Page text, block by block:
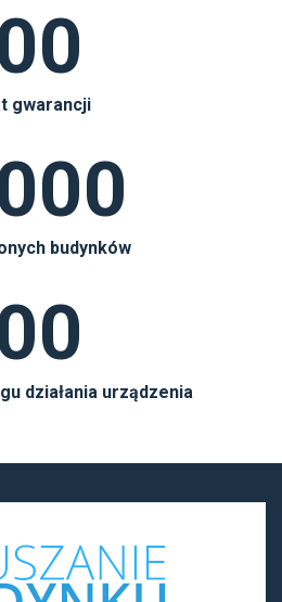
gwarancji
budynków
działania urządzenia